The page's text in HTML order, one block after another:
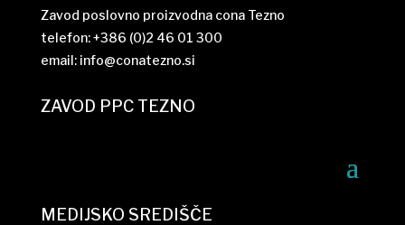
Zavod poslovno proizvodna cona Tezno
telefon: +386 (0)2 46 01 300
email: info@conatezno.si
ZAVOD PPC TEZNO
MEDIJSKO SREDIŠČE